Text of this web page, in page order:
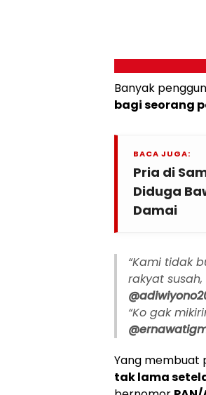
Banyak
bagi seorang
BACA JUGA:
Pria di
Diduga
Damai
“Kami tidak
rakyat
“Ko gak
Yang membuat
tak lama